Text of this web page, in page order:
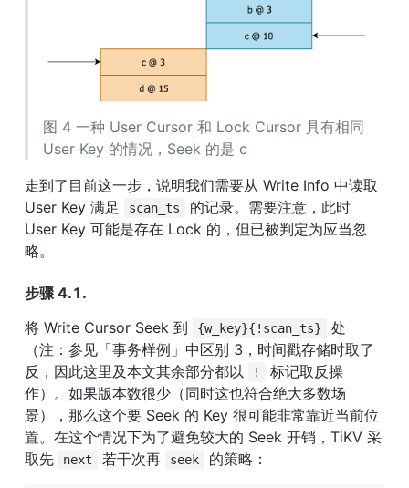
图 4 一种 User Cursor 和 Lock Cursor 具有相同
User Key 的情况，Seek 的是 c
走到了目前这一步，说明我们需要从 Write Info 中读取
User Key 满足
scan_ts
的记录。需要注意，此时
User Key 可能是存在 Lock 的，但已被判定为应当忽
略。
步骤 4.1.
将 Write Cursor Seek 到
{w_key}{!scan_ts}
处
（注：参见「事务样例」中区别 3，时间戳存储时取了
反，因此这里及本文其余部分都以
!
标记取反操
作）。如果版本数很少（同时这也符合绝大多数场
景），那么这个要 Seek 的 Key 很可能非常靠近当前位
置。在这个情况下为了避免较大的 Seek 开销，TiKV 采
取先
next 若干次再 seek 的策略：